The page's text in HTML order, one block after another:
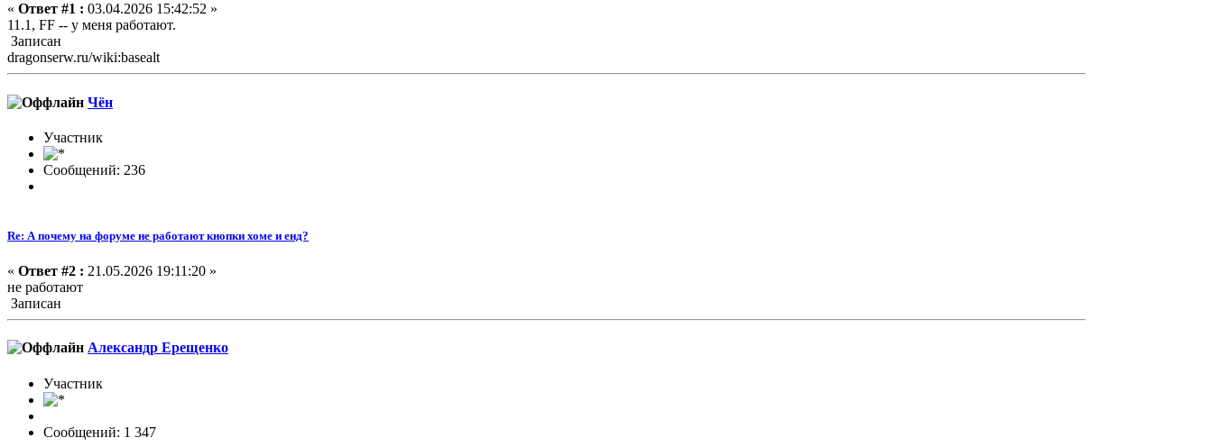
« Ответ #1 : 03.04.2026 15:42:52 »
11.1, FF -- у меня работают.
Записан
dragonserw.ru/wiki:basealt
Чён
Участник
Сообщений: 236
Re: А почему на форуме не работают кнопки хоме и енд?
« Ответ #2 : 21.05.2026 19:11:20 »
не работают
Записан
Александр Ерещенко
Участник
Сообщений: 1 347